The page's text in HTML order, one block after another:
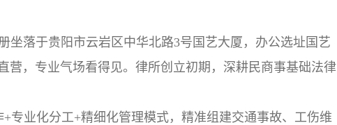
坐落于贵阳市云岩区中华北路3号国艺大厦，办公选址国艺
营，专业气场看得见。律所创立初期，深耕民商事基础法律
专业化分工+精细化管理模式，精准组建交通事故、工伤维